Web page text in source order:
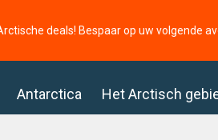
deals! Bespaar op uw volgende
Antarctica Het Arctisch